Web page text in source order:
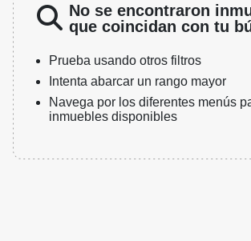
No se encontraron
que coincidan con tu
Prueba usando otros filtros
Intenta abarcar un rango mayor
Navega por los diferentes menús
inmuebles disponibles